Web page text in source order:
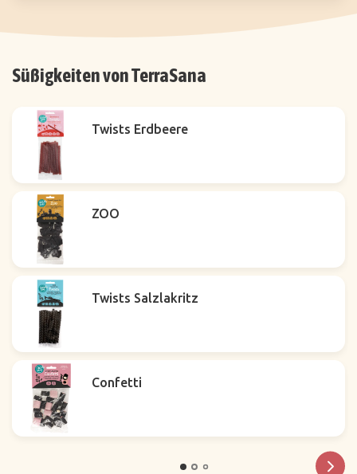
Süßigkeiten von TerraSana
Twists Erdbeere
ZOO
Twists Salzlakritz
Confetti